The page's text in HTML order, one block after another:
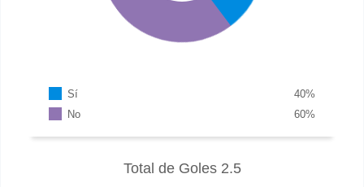
Sí %
40
No
%
60
Total de Goles 2.5